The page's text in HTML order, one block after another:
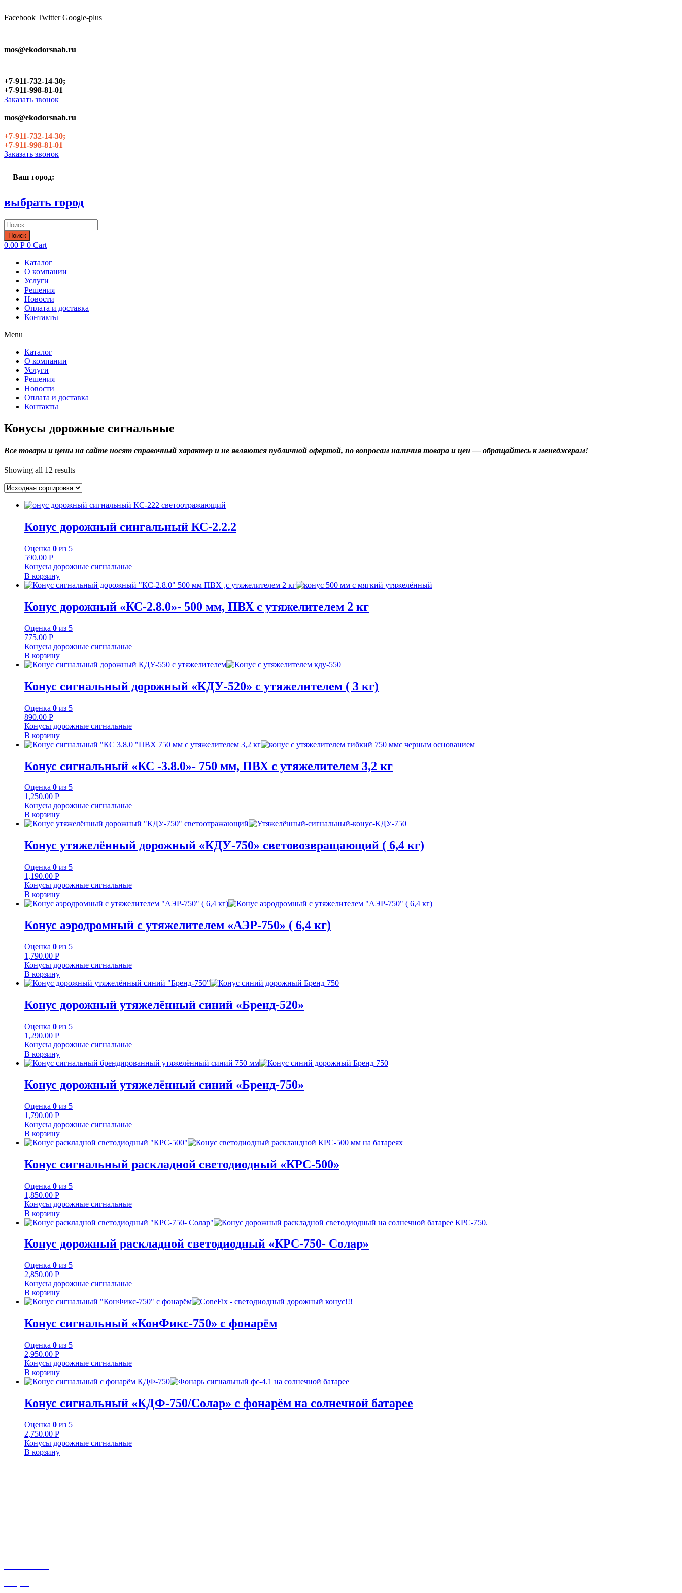
to
Facebook Twitter Google-plus
mos@ekodorsnab.ru
+7-911-732-14-30;
+7-911-998-81-01
Заказать звонок
mos@ekodorsnab.ru
+7-911-732-14-30;
+7-911-998-81-01
Заказать звонок
Ваш город:
выбрать город
Поиск
товаров
Поиск
0.00 Р 0 Cart
Каталог
О компании
Услуги
Решения
Новости
Оплата и доставка
Контакты
Menu
Каталог
О компании
Услуги
Решения
Новости
Оплата и доставка
Контакты
Конусы дорожные сигнальные
Все товары и цены на сайте носят справочный характер и не являются публичной офертой, по вопросам наличия товара и цен — обращайтесь к менеджерам!
Showing all 12 results
Конус дорожный сингальный КС-2.2.2
Оценка 0 из 5
590.00 Р
Конусы дорожные сигнальные
В корзину
Конус дорожный «КС-2.8.0»- 500 мм, ПВХ с утяжелителем 2 кг
Оценка 0 из 5
775.00 Р
Конусы дорожные сигнальные
В корзину
Конус сигнальный дорожный «КДУ-520» с утяжелителем ( 3 кг)
Оценка 0 из 5
890.00 Р
Конусы дорожные сигнальные
В корзину
Конус сигнальный «КС -3.8.0»- 750 мм, ПВХ с утяжелителем 3,2 кг
Оценка 0 из 5
1,250.00 Р
Конусы дорожные сигнальные
В корзину
Конус утяжелённый дорожный «КДУ-750» световозвращающий ( 6,4 кг)
Оценка 0 из 5
1,190.00 Р
Конусы дорожные сигнальные
В корзину
Конус аэродромный с утяжелителем «АЭР-750» ( 6,4 кг)
Оценка 0 из 5
1,790.00 Р
Конусы дорожные сигнальные
В корзину
Конус дорожный утяжелённый синий «Бренд-520»
Оценка 0 из 5
1,290.00 Р
Конусы дорожные сигнальные
В корзину
Конус дорожный утяжелённый синий «Бренд-750»
Оценка 0 из 5
1,790.00 Р
Конусы дорожные сигнальные
В корзину
Конус сигнальный раскладной светодиодный «КРС-500»
Оценка 0 из 5
1,850.00 Р
Конусы дорожные сигнальные
В корзину
Конус дорожный раскладной светодиодный «КРС-750- Солар»
Оценка 0 из 5
2,850.00 Р
Конусы дорожные сигнальные
В корзину
Конус сигнальный «КонФикс-750» с фонарём
Оценка 0 из 5
2,950.00 Р
Конусы дорожные сигнальные
В корзину
Конус сигнальный «КДФ-750/Солар» с фонарём на солнечной батарее
Оценка 0 из 5
2,750.00 Р
Конусы дорожные сигнальные
В корзину